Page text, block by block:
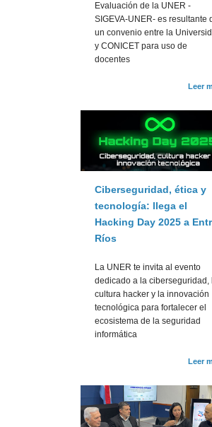
Evaluación de la UNER -
SIGEVA-UNER- es resultante
un convenio entre la
y CONICET para uso de
docentes
Leer
Ciberseguridad, ética y
tecnología: llega el
Hacking Day 2025 a
Ríos
La UNER te invita al evento
dedicado a la ciberseguridad,
cultura hacker y la innovación
tecnológica para fortalecer el
ecosistema de la seguridad
informática
Leer